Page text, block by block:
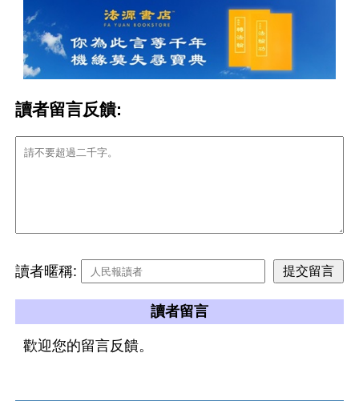
讀者留言反饋:
讀者暱稱:
讀者留言
歡迎您的留言反饋。